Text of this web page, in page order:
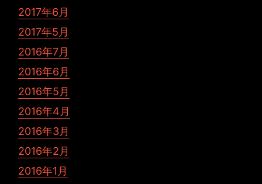
2017年6月
2017年5月
2016年7月
2016年6月
2016年5月
2016年4月
2016年3月
2016年2月
2016年1月